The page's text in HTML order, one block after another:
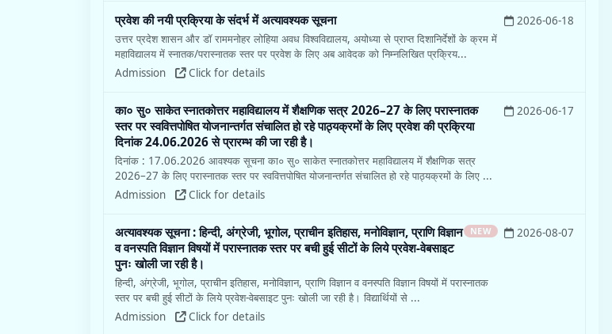
प्रवेश की नयी प्रक्रिया के संदर्भ में अत्यावश्यक सूचना
उत्तर प्रदेश शासन और डॉ राममनोहर लोहिया अवध विश्वविद्यालय, अयोध्या से प्राप्त दिशानिर्देशों के क्रम में
महाविद्यालय में स्नातक/परास्नातक स्तर पर प्रवेश के लिए अब आवेदक को निम्नलिखित प्रक्रिय...
Admission
Click for details
2026-06-18
का० सु० साकेत स्नातकोत्तर महाविद्यालय में शैक्षणिक सत्र 2026–27 के लिए परास्नातक
स्तर पर स्ववित्तपोषित योजनान्तर्गत संचालित हो रहे पाठ्यक्रमों के लिए प्रवेश की प्रक्रिया
दिनांक 24.06.2026 से प्रारम्भ की जा रही है।
दिनांक : 17.06.2026 आवश्यक सूचना का० सु० साकेत स्नातकोत्तर महाविद्यालय में शैक्षणिक सत्र
2026–27 के लिए परास्नातक स्तर पर स्ववित्तपोषित योजनान्तर्गत संचालित हो रहे पाठ्यक्रमों के लिए ...
Admission
Click for details
2026-06-17
अत्यावश्यक सूचना : हिन्दी, अंग्रेजी, भूगोल, प्राचीन इतिहास, मनोविज्ञान, प्राणि विज्ञान
व वनस्पति विज्ञान विषयों में परास्नातक स्तर पर बची हुई सीटों के लिये प्रवेश-वेबसाइट
पुनः खोली जा रही है।
NEW
हिन्दी, अंग्रेजी, भूगोल, प्राचीन इतिहास, मनोविज्ञान, प्राणि विज्ञान व वनस्पति विज्ञान विषयों में परास्नातक
स्तर पर बची हुई सीटों के लिये प्रवेश-वेबसाइट पुनः खोली जा रही है। विद्यार्थियों से ...
Admission
Click for details
2026-08-07